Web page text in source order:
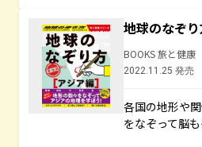
地球のなぞ
BOOKS 旅と健康
2022.11.25 発売
各国の地形や
をなぞって脳も